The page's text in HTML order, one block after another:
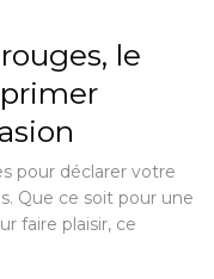
le
pour déclarer votre
Que ce soit pour une
faire plaisir, ce